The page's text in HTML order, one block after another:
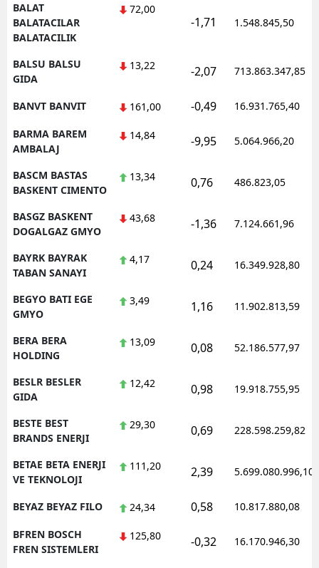
BALAT
BALATACILAR
BALATACILIK
72,00
-1,71 1.548.845,50
BALSU BALSU
GIDA
13,22 -2,07 713.863.347,85
BANVT BANVIT 161,00 -0,49 16.931.765,40
BARMA BAREM
AMBALAJ
14,84 -9,95 5.064.966,20
BASCM BASTAS
BASKENT CIMENTO
13,34 0,76 486.823,05
BASGZ BASKENT
DOGALGAZ GMYO
43,68 -1,36 7.124.661,96
BAYRK BAYRAK
TABAN SANAYI
4,17 0,24 16.349.928,80
BEGYO BATI EGE
GMYO
3,49 1,16 11.902.813,59
BERA BERA
HOLDING
13,09 0,08 52.186.577,97
BESLR BESLER
GIDA
12,42 0,98 19.918.755,95
BESTE BEST
BRANDS ENERJI
29,30 0,69 228.598.259,82
BETAE BETA ENERJI
VE TEKNOLOJI
111,20 2,39 5.699.080.996,10
BEYAZ BEYAZ FILO 24,34 0,58 10.817.880,08
BFREN BOSCH
FREN SISTEMLERI
125,80 -0,32 16.170.946,30